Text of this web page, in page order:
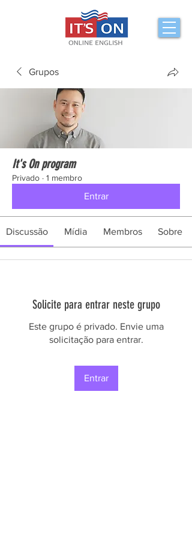
Grupos
It's On program
Privado · 1 membro
Entrar
Discussão Mídia Membros Sobre
Solicite para entrar neste grupo
Este grupo é privado. Envie uma
solicitação para entrar.
Entrar